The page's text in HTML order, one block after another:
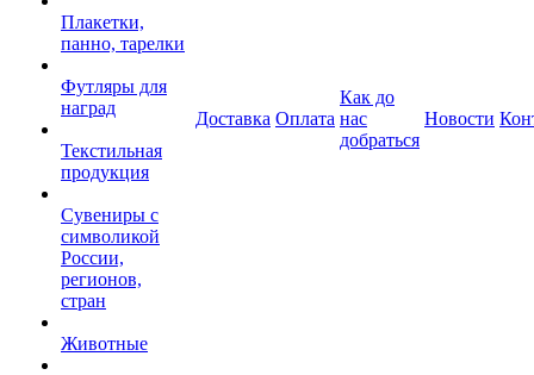
Плакетки,
панно, тарелки
Футляры для
наград
Текстильная
продукция
Сувениры с
символикой
России,
регионов,
стран
Животные
Доставка Оплата
Как до
нас
добраться
Новости